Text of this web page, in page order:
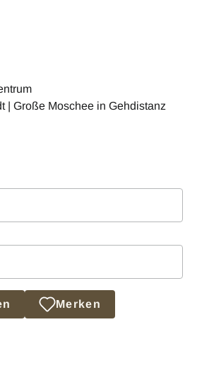
| Große Moschee in Gehdistanz
Merken